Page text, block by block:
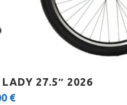
27.5″ 2026
€